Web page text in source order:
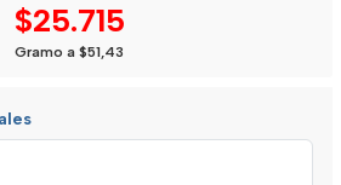
$25.715
Gramo a $51,43